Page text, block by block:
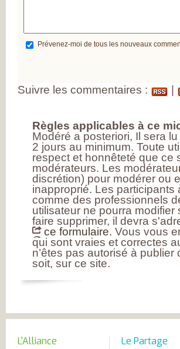
Prévenez-moi de tous les nouveaux
Suivre les commentaires : |
Règles applicables à ce
Modéré a posteriori, Il sera
2 jours au minimum. Toute
respect et honnêteté que ce
modérateurs. Les
discrétion) pour modérer ou
inapproprié. Les
comme des professionnels
utilisateur ne pourra
faire supprimer, il devra
ce formulaire. Vous vous
qui sont vraies et correctes
n’êtes pas autorisé à
soit, sur ce site.
L'Alliance Le Partage